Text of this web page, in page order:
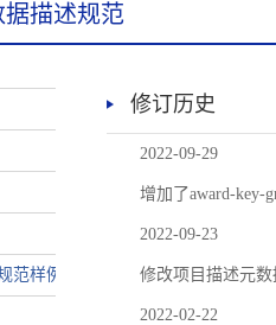
描述规范
范样例
修订历史
2022-09-29
增加了award-key-
2022-09-23
修改项目描述元
2022-02-22